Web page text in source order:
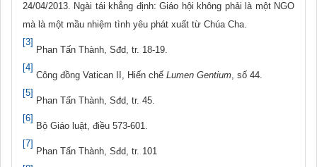
24/04/2013. Ngài tái khẳng định: Giáo hội không phải là một NGO
mà là một mầu nhiệm tình yêu phát xuất từ Chúa Cha.
[3]
Phan Tấn Thành, Sđd, tr. 18-19.
[4]
Công đồng Vatican II, Hiến chế Lumen Gentium, số 44.
[5]
Phan Tấn Thành, Sđd, tr. 45.
[6]
Bộ Giáo luật, điều 573-601.
[7]
Phan Tấn Thành, Sđd, tr. 101